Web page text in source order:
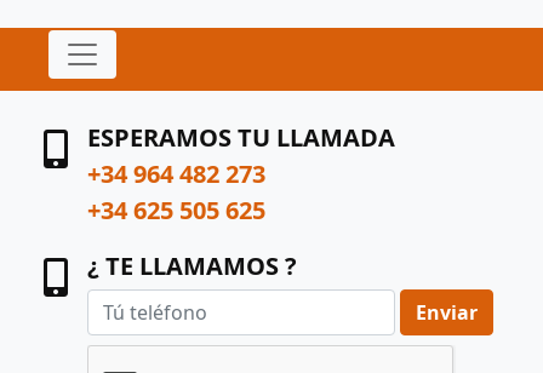
ESPERAMOS TU LLAMADA
+34 964 482 273
+34 625 505 625
¿ TE LLAMAMOS ?
Enviar